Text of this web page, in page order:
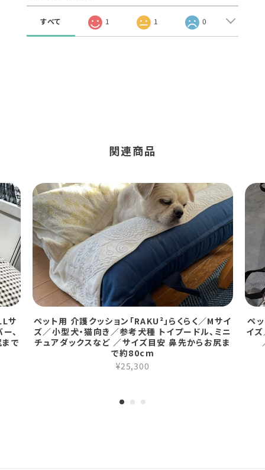
すべて 1 1 0
関連商品
サ
、
で
ペット用 介護クッション「RAKU²」らくらく／Mサイ
ズ／小型犬・猫向き／参考犬種 トイプードル、ミニ
チュアダックスなど ／サイズ目安 鼻先からお尻ま
で約80cm
¥25,300
ペ
イ